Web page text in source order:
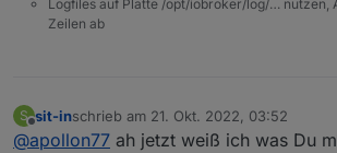
Logfiles auf Platte /opt/iobroker/log/… nutzen,
Zeilen ab
S
Offline
sit-inschrieb am 21. Okt. 2022, 03:52
zuletzt editiert von
@apollon77 ah jetzt weiß ich was Du